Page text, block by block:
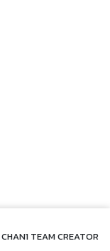
TEAM CREATOR